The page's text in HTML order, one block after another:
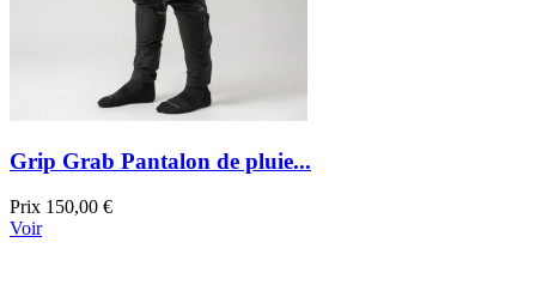
Grip Grab Pantalon de pluie...
Prix 150,00 €
Voir